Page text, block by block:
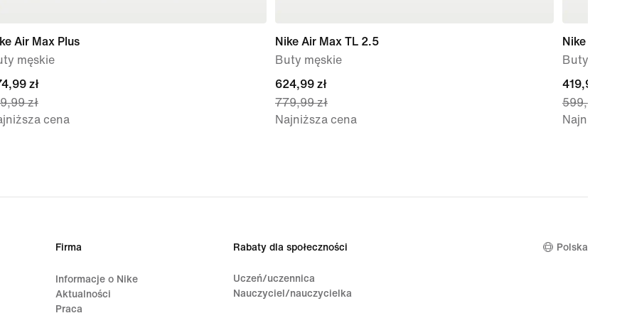
Air Max Plus
męskie
zł,
zł
zł
cena
Nike Air Max TL 2.5
Buty męskie
current
price
624,99 zł,
624,99 zł
779,99 zł
Najniższa cena
Nike Air
Buty dla
current
price
419,99 zł,
419,99 zł
599,99 zł
Najniższa
Firma
Informacje o Nike
Aktualności
Praca
Rabaty dla społeczności
Uczeń/uczennica
Nauczyciel/nauczycielka
Polska